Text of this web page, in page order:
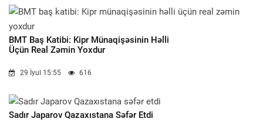
BMT Baş Katibi: Kipr Münaqişəsinin Həlli
Üçün Real Zəmin Yoxdur
29 İyul 15:55 616
Sadır Japarov Qazaxıstana Səfər Etdi